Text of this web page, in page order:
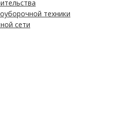
техники
сети